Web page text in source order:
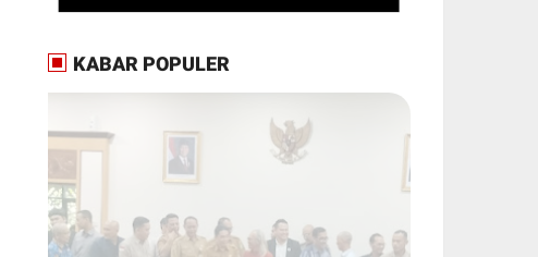
KABAR POPULER